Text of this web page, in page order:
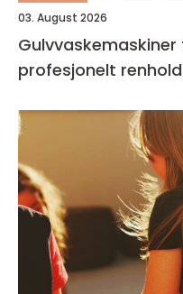
03. August 2026
profesjonelt renhold